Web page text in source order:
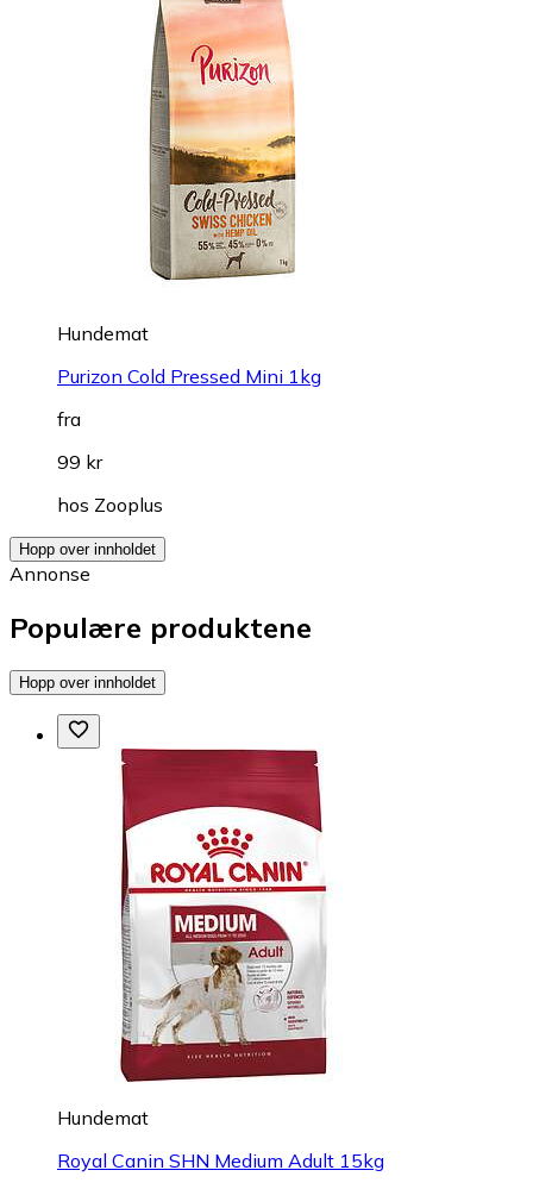
Hundemat
Purizon Cold Pressed Mini 1kg
fra
99 kr
hos Zooplus
Hopp over innholdet
Annonse
Populære produktene
Hopp over innholdet
Hundemat
Royal Canin SHN Medium Adult 15kg